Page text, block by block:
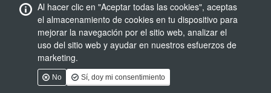
Al hacer clic en "Aceptar todas las cookies", aceptas
el almacenamiento de cookies en tu dispositivo para
mejorar la navegación por el sitio web, analizar el
uso del sitio web y ayudar en nuestros esfuerzos de
marketing.
No Sí, doy mi consentimiento